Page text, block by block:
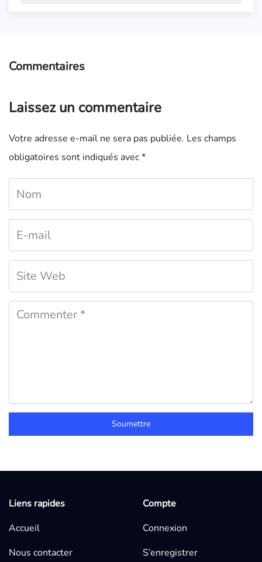
Commentaires
Laissez un commentaire
Votre adresse e-mail ne sera pas publiée. Les champs
obligatoires sont indiqués avec*
Soumettre
Liens rapides
Accueil
Nous contacter
Compte
Connexion
S’enregistrer